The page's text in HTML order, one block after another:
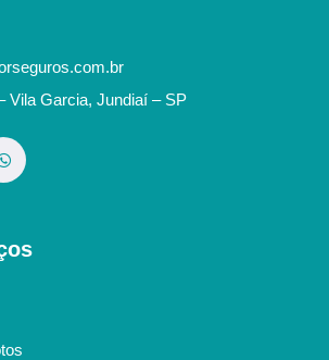
Vila Garcia, Jundiaí – SP